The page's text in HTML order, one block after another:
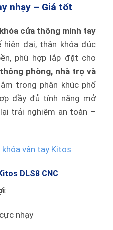
nhạy – Giá tốt
khóa cửa thông minh tay
hiện đại, thân khóa đúc
phù hợp lắp đặt cho
phòng, nhà trọ và
trong phân khúc phổ
đầy đủ tính năng mở
trải nghiệm an toàn –
khóa vân tay Kitos
DLS8 CNC
:
nhạy